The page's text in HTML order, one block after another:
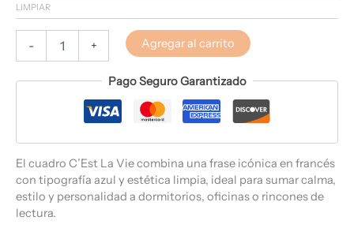
LIMPIAR
- + Agregar al carrito
Pago Seguro Garantizado
El cuadro C’Est La Vie combina una frase icónica en francés
con tipografía azul y estética limpia, ideal para sumar calma,
estilo y personalidad a dormitorios, oficinas o rincones de
lectura.